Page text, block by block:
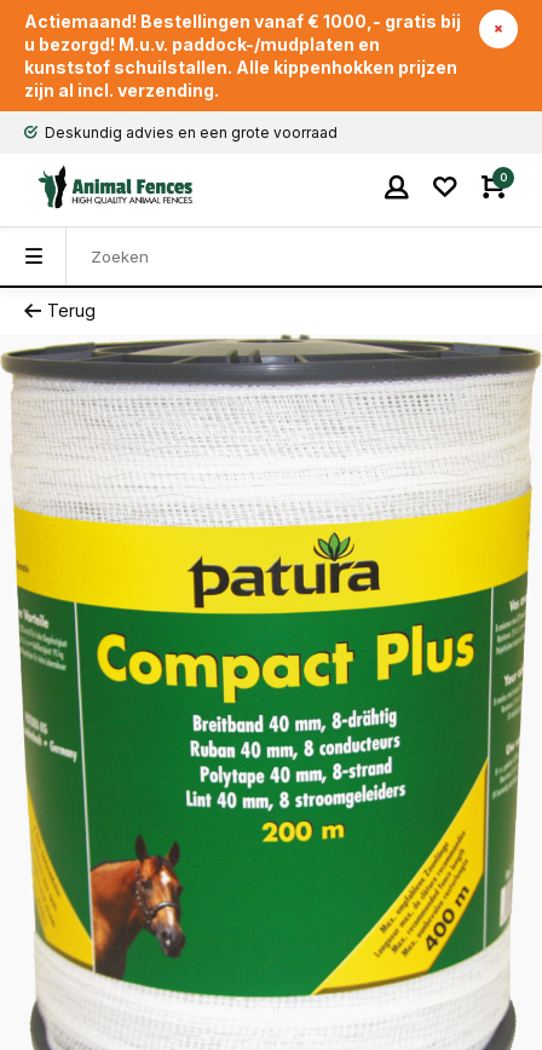
Actiemaand! Bestellingen vanaf € 1000,- gratis bij
u bezorgd! M.u.v. paddock-/mudplaten en
kunststof schuilstallen. Alle kippenhokken prijzen
zijn al incl. verzending.
Deskundig advies en een grote voorraad
0
Terug